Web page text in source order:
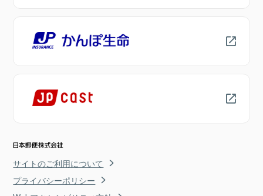
サイトのご利用について
プライバシーポリシー